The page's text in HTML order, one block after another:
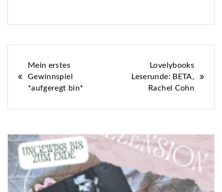
Beitragsnavigation
Mein erstes
Gewinnspiel
*aufgeregt bin*
Lovelybooks
Leserunde: BETA,
Rachel Cohn